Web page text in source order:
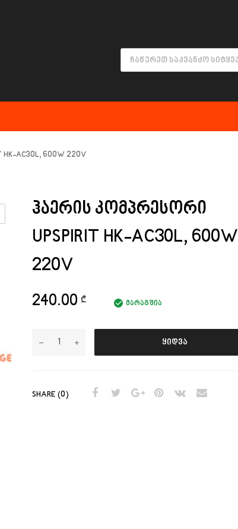
HK-AC30L, 600W 220V
ᲰᲐᲔᲠᲘᲡ ᲙᲝᲛᲞᲠᲔᲡᲝᲠᲘ
UPSPIRIT HK-AC30L, 600W
220V
240.00 ₾ მარაგშია
ყიდვა
SHARE (0)